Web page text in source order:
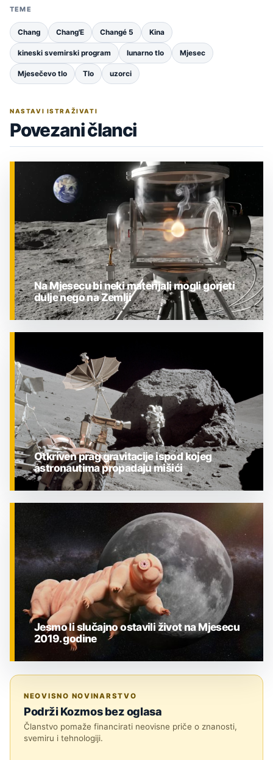
TEME
Chang Chang'E Changé 5 Kina
kineski svemirski program lunarno tlo Mjesec
Mjesečevo tlo Tlo uzorci
NASTAVI ISTRAŽIVATI
Povezani članci
Na Mjesecu bi neki materijali mogli gorjeti
dulje nego na Zemlji
Otkriven prag gravitacije ispod kojeg
astronautima propadaju mišići
Jesmo li slučajno ostavili život na Mjesecu
2019. godine
NEOVISNO NOVINARSTVO
Podrži Kozmos bez oglasa
Članstvo pomaže financirati neovisne priče o znanosti,
svemiru i tehnologiji.